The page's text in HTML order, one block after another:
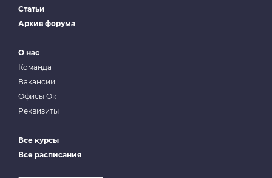
Статьи
Архив форума
О нас
Команда
Вакансии
Офисы Ок
Реквизиты
Все курсы
Все расписания